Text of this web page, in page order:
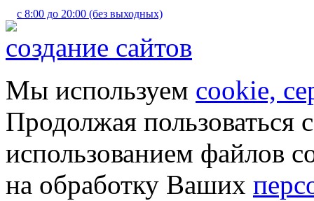
с 8:00 до 20:00 (без выходных)
создание сайтов
Мы используем cookie,
Продолжая пользоваться
использованием файлов
на обработку Ваших